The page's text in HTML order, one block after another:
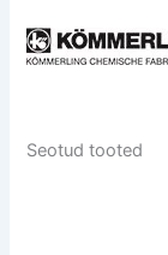
Seotud tooted